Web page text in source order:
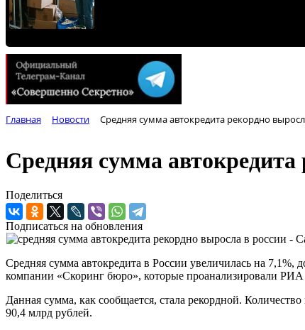
Главная Новости Средняя сумма автокредита рекордно
Средняя сумма
Поделиться
Подписаться на обновления
Средняя сумма автокредита в России увеличилась на
компании «Скоринг бюро», которые проанализировали
Данная сумма, как сообщается, стала рекордной.
90,4 млрд рублей.